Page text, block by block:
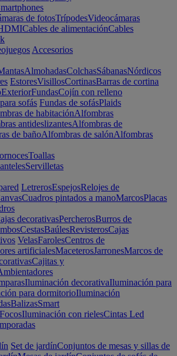
de fotosTrípodesVideocámaras
Cables de alimentaciónCables
Accesorios
AlmohadasColchasSábanasNórdicos
EstoresVisillosCortinasBarras de cortina
ExteriorFundasCojín con relleno
sofás Fundas de sofásPlaids
de habitaciónAlfombras
antideslizantesAlfombras de
de bañoAlfombras de salónAlfombras
Toallas
Servilletas
LetrerosEspejosRelojes de
Cuadros pintados a manoMarcosPlacas
decorativasPercherosBurros de
CestasBaúlesRevisterosCajas
VelasFarolesCentros de
artificialesMaceterosJarronesMarcos de
Cajitas y
Iluminación decorativaIluminación para
para dormitorioIluminación
BalizasSmart
FocosIluminación con rielesCintas Led
Set de jardínConjuntos de mesas y sillas de